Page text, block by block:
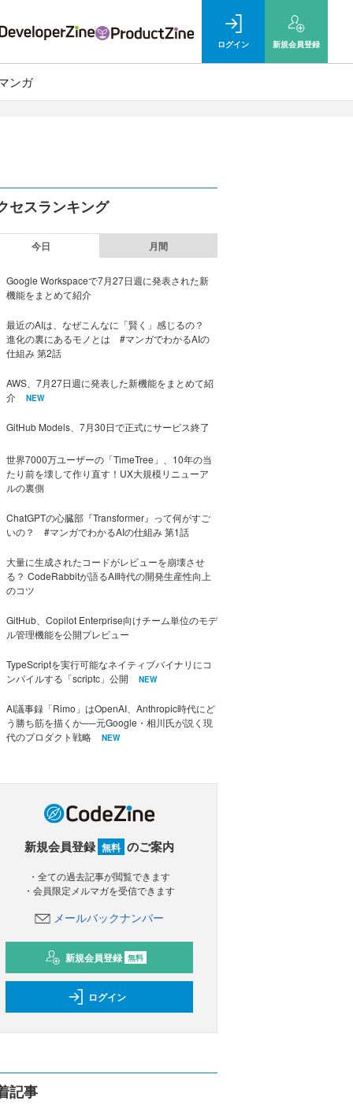
ログイン 新規会員登録
ンガ
セスランキング
今日 月間
Google Workspaceで7月27日週に発表された新
機能をまとめて紹介
最近のAIは、なぜこんなに「賢く」感じるの？
進化の裏にあるモノとは #マンガでわかるAIの
仕組み 第2話
AWS、7月27日週に発表した新機能をまとめて紹
介
NEW
GitHub Models、7月30日で正式にサービス終了
世界7000万ユーザーの「TimeTree」、10年の当
たり前を壊して作り直す！UX大規模リニューア
ルの裏側
ChatGPTの心臓部『Transformer』って何がすご
いの？ #マンガでわかるAIの仕組み 第1話
大量に生成されたコードがレビューを崩壊させ
る？ CodeRabbitが語るAI時代の開発生産性向上
のコツ
GitHub、Copilot Enterprise向けチーム単位のモデ
ル管理機能を公開プレビュー
TypeScriptを実行可能なネイティブバイナリにコ
ンパイルする「scriptc」公開
NEW
AI議事録「Rimo」はOpenAI、Anthropic時代にど
う勝ち筋を描くか──元Google・相川氏が説く現
代のプロダクト戦略
NEW
新規会員登録 無料 のご案内
・全ての過去記事が閲覧できます
・会員限定メルマガを受信できます
メールバックナンバー
新規会員登録 無料
ログイン
記事